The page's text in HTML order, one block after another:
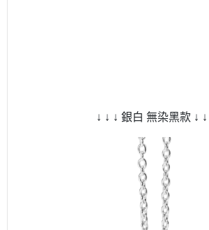
↓ ↓ ↓ 銀白 無染黑款 ↓ ↓